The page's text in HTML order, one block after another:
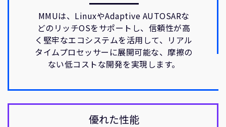
MMUは、LinuxやAdaptive AUTOSARな
どのリッチOSをサポートし、信頼性が高
く堅牢なエコシステムを活用して、リアル
タイムプロセッサーに展開可能な、摩擦の
ない低コストな開発を実現します。
優れた性能